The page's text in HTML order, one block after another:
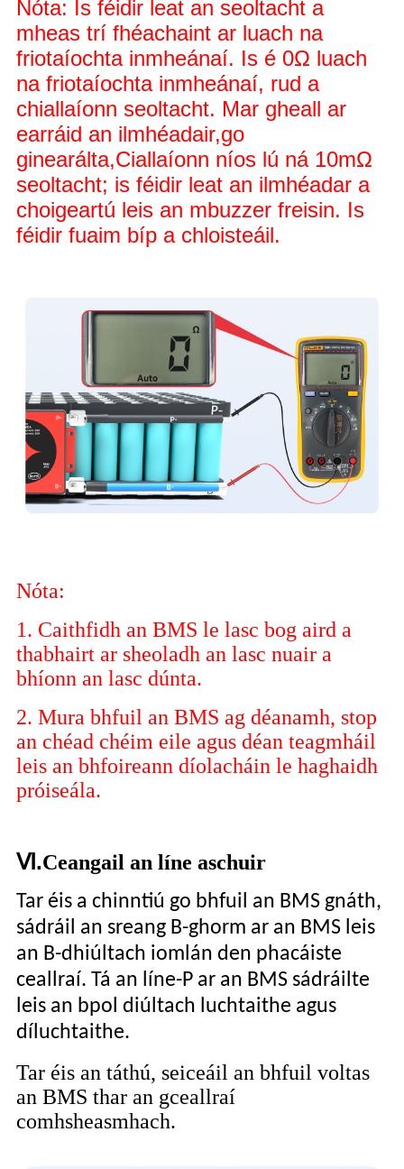
Nóta: Is féidir leat an seoltacht a
mheas trí fhéachaint ar luach na
friotaíochta inmheánaí. Is é 0Ω luach
na friotaíochta inmheánaí, rud a
chiallaíonn seoltacht. Mar gheall ar
earráid an ilmhéadair,go
ginearálta,Ciallaíonn níos lú ná 10mΩ
seoltacht; is féidir leat an ilmhéadar a
choigeartú leis an mbuzzer freisin. Is
féidir fuaim bíp a chloisteáil.
Nóta:
1. Caithfidh an BMS le lasc bog aird a
thabhairt ar sheoladh an lasc nuair a
bhíonn an lasc dúnta.
2. Mura bhfuil an BMS ag déanamh, stop
an chéad chéim eile agus déan teagmháil
leis an bhfoireann díolacháin le haghaidh
próiseála.
Ⅵ.Ceangail an líne aschuir
Tar éis a chinntiú go bhfuil an BMS gnáth,
sádráil an sreang B-ghorm ar an BMS leis
an B-dhiúltach iomlán den phacáiste
ceallraí. Tá an líne-P ar an BMS sádráilte
leis an bpol diúltach luchtaithe agus
díluchtaithe.
Tar éis an táthú, seiceáil an bhfuil voltas
an BMS thar an gceallraí
comhsheasmhach.